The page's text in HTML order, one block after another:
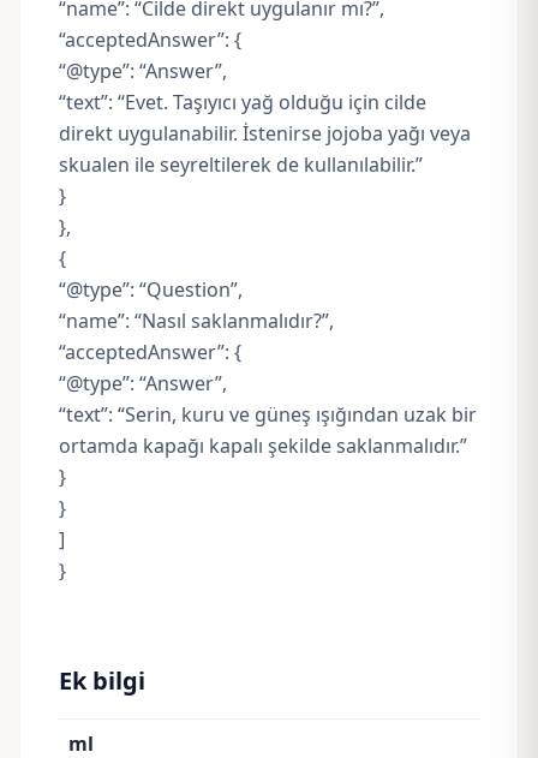
“name”: “Cilde direkt uygulanır mı?”,
“acceptedAnswer”: {
“@type”: “Answer”,
“text”: “Evet. Taşıyıcı yağ olduğu için cilde
direkt uygulanabilir. İstenirse jojoba yağı veya
skualen ile seyreltilerek de kullanılabilir.”
}
},
{
“@type”: “Question”,
“name”: “Nasıl saklanmalıdır?”,
“acceptedAnswer”: {
“@type”: “Answer”,
“text”: “Serin, kuru ve güneş ışığından uzak bir
ortamda kapağı kapalı şekilde saklanmalıdır.”
}
}
]
}
Ek bilgi
ml